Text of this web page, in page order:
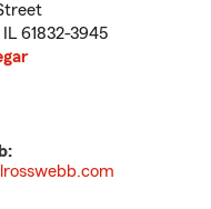
IL 61832-3945